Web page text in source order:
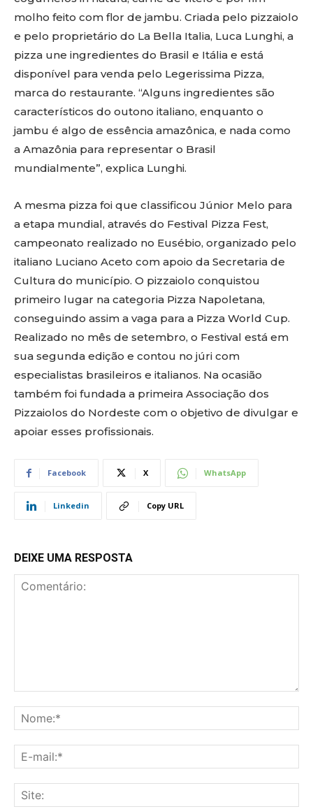
molho feito com flor de jambu. Criada pelo pizzaiolo
e pelo proprietário do La Bella Italia, Luca Lunghi, a
pizza une ingredientes do Brasil e Itália e está
disponível para venda pelo Legerissima Pizza,
marca do restaurante. “Alguns ingredientes são
característicos do outono italiano, enquanto o
jambu é algo de essência amazônica, e nada como
a Amazônia para representar o Brasil
mundialmente”, explica Lunghi.
A mesma pizza foi que classificou Júnior Melo para
a etapa mundial, através do Festival Pizza Fest,
campeonato realizado no Eusébio, organizado pelo
italiano Luciano Aceto com apoio da Secretaria de
Cultura do município. O pizzaiolo conquistou
primeiro lugar na categoria Pizza Napoletana,
conseguindo assim a vaga para a Pizza World Cup.
Realizado no mês de setembro, o Festival está em
sua segunda edição e contou no júri com
especialistas brasileiros e italianos. Na ocasião
também foi fundada a primeira Associação dos
Pizzaiolos do Nordeste com o objetivo de divulgar e
apoiar esses profissionais.
Facebook X WhatsApp
Linkedin Copy URL
DEIXE UMA RESPOSTA